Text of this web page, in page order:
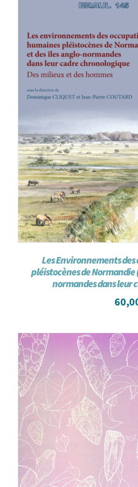
Les Environnements
pléistocènes de Normandie
normandes dans leur